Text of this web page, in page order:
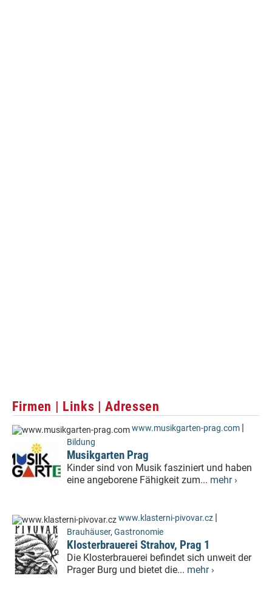
Firmen | Links | Adressen
www.musikgarten-prag.com |
Bildung
Musikgarten Prag
Kinder sind von Musik fasziniert und haben
eine angeborene Fähigkeit zum... mehr ›
www.klasterni-pivovar.cz |
Brauhäuser, Gastronomie
Klosterbrauerei Strahov, Prag 1
Die Klosterbrauerei befindet sich unweit der
Prager Burg und bietet die... mehr ›